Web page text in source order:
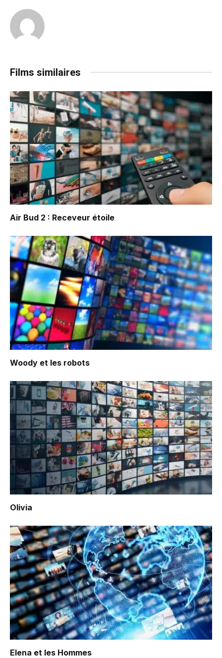
Films similaires
Air Bud 2 : Receveur étoile
Woody et les robots
Olivia
Elena et les Hommes